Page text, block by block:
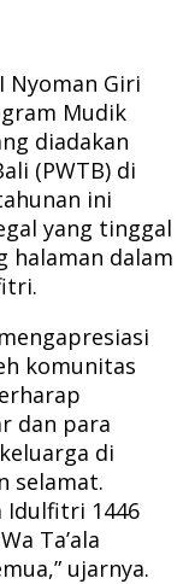
Nyoman Giri
Mudik
diadakan
(PWTB) di
ini
yang tinggal
halaman dalam
komunitas
dan para
di
selamat.
Idulfitri 1446
Ta’ala
ujarnya.